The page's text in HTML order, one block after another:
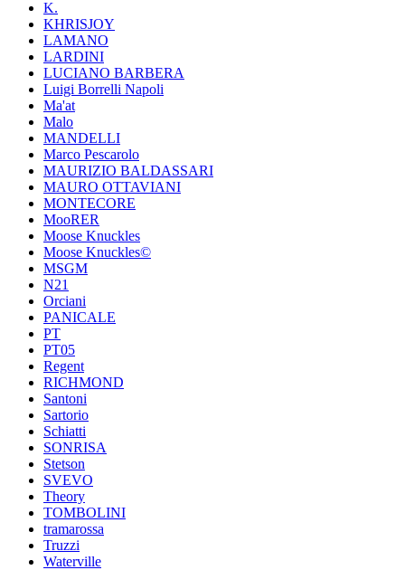
K.
KHRISJOY
LAMANO
LARDINI
LUCIANO BARBERA
Luigi Borrelli Napoli
Ma'at
Malo
MANDELLI
Marco Pescarolo
MAURIZIO BALDASSARI
MAURO OTTAVIANI
MONTECORE
MooRER
Moose Knuckles
Moose Knuckles©️
MSGM
N21
Orciani
PANICALE
PT
PT05
Regent
RICHMOND
Santoni
Sartorio
Schiatti
SONRISA
Stetson
SVEVO
Theory
TOMBOLINI
tramarossa
Truzzi
Waterville